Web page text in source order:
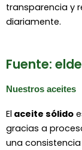
transparencia y
diariamente.
Fuente:
Nuestros aceites
El aceite sólido
gracias a
una